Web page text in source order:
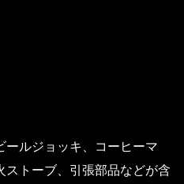
ールジョッキ、コーヒーマ
トーブ、引張部品などが含